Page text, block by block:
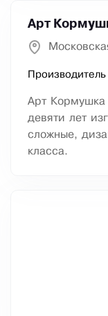
Арт
Арт Кормушка
девяти лет
сложные,
класса.